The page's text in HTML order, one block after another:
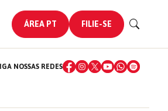
ÁREA PT FILIE-SE
NOSSAS REDES